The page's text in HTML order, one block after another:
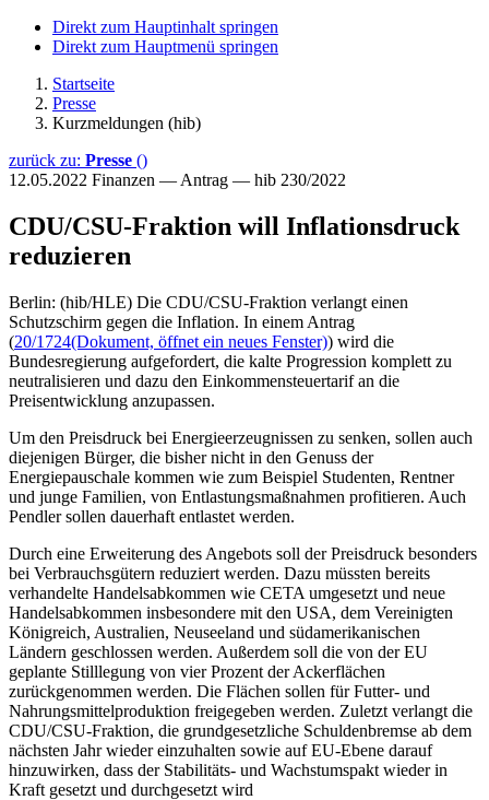
Direkt zum Hauptinhalt springen
Direkt zum Hauptmenü springen
Startseite
Presse
Kurzmeldungen (hib)
zurück zu: Presse ()
12.05.2022 Finanzen — Antrag — hib 230/2022
CDU/CSU-Fraktion will Inflationsdruck
reduzieren
Berlin: (hib/HLE) Die CDU/CSU-Fraktion verlangt einen
Schutzschirm gegen die Inflation. In einem Antrag
(20/1724(Dokument, öffnet ein neues Fenster)) wird die
Bundesregierung aufgefordert, die kalte Progression komplett zu
neutralisieren und dazu den Einkommensteuertarif an die
Preisentwicklung anzupassen.
Um den Preisdruck bei Energieerzeugnissen zu senken, sollen auch
diejenigen Bürger, die bisher nicht in den Genuss der
Energiepauschale kommen wie zum Beispiel Studenten, Rentner
und junge Familien, von Entlastungsmaßnahmen profitieren. Auch
Pendler sollen dauerhaft entlastet werden.
Durch eine Erweiterung des Angebots soll der Preisdruck besonders
bei Verbrauchsgütern reduziert werden. Dazu müssten bereits
verhandelte Handelsabkommen wie CETA umgesetzt und neue
Handelsabkommen insbesondere mit den USA, dem Vereinigten
Königreich, Australien, Neuseeland und südamerikanischen
Ländern geschlossen werden. Außerdem soll die von der EU
geplante Stilllegung von vier Prozent der Ackerflächen
zurückgenommen werden. Die Flächen sollen für Futter- und
Nahrungsmittelproduktion freigegeben werden. Zuletzt verlangt die
CDU/CSU-Fraktion, die grundgesetzliche Schuldenbremse ab dem
nächsten Jahr wieder einzuhalten sowie auf EU-Ebene darauf
hinzuwirken, dass der Stabilitäts- und Wachstumspakt wieder in
Kraft gesetzt und durchgesetzt wird